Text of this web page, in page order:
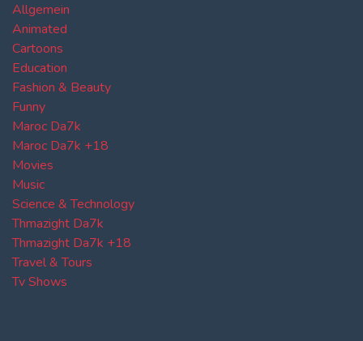
Allgemein
Animated
Cartoons
Education
Fashion & Beauty
Funny
Maroc Da7k
Maroc Da7k +18
Movies
Music
Science & Technology
Thmazight Da7k
Thmazight Da7k +18
Travel & Tours
Tv Shows